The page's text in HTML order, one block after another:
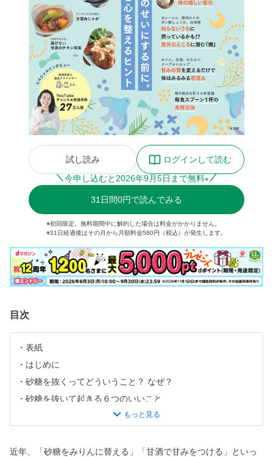
試し読み
ログインして読む
今申し込むと 2026年9月5日まで無料※
31 日間0円で読んでみる
※初回限定。無料期間中に解約した場合は料金がかかりません。
※31日経過後はその月から月額料金580円（税込）が発生します。
目次
表紙
はじめに
砂糖を抜くってどういうこと？ なぜ？
砂糖を抜いて起きる６つのいいこと
知っているようで知らない砂糖のこと
Contents
近年、「砂糖をみりんに替える」「甘酒で甘みをつける」といっ